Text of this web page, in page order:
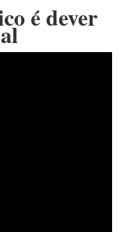
é dever